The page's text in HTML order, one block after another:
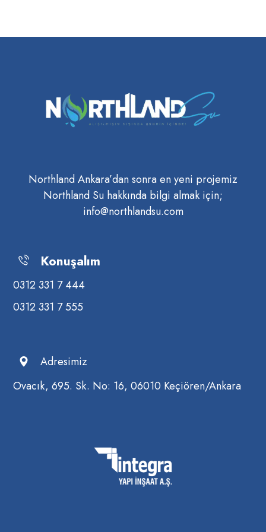
Northland Ankara’dan sonra en yeni projemiz
Northland Su hakkında bilgi almak için;
info@northlandsu.com
Konuşalım
0312 331 7 444
0312 331 7 555
Adresimiz
Ovacık, 695. Sk. No: 16, 06010 Keçiören/Ankara